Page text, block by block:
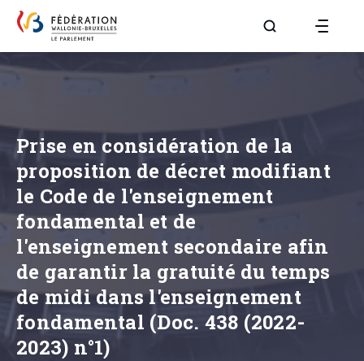
Aller à la page
Prise en considération de la
proposition de décret modifiant
le Code de l'enseignement
fondamental et de
l'enseignement secondaire afin
de garantir la gratuité du temps
de midi dans l'enseignement
fondamental (Doc. 438 (2022-
2023) n°1)